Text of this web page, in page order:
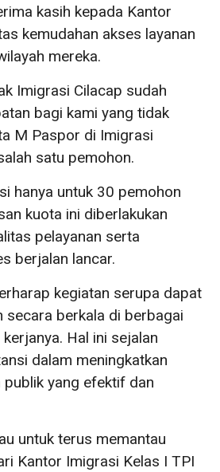
kasih kepada Kantor
kemudahan akses layanan
mereka.
Imigrasi Cilacap sudah
bagi kami yang tidak
M Paspor di Imigrasi
satu pemohon.
hanya untuk 30 pemohon
kuota ini diberlakukan
pelayanan serta
berjalan lancar.
kegiatan serupa dapat
secara berkala di berbagai
Hal ini sejalan
dalam meningkatkan
publik yang efektif dan
untuk terus memantau
Kantor Imigrasi Kelas I TPI